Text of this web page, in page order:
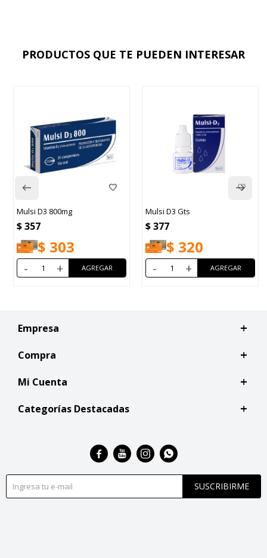
PRODUCTOS QUE TE PUEDEN INTERESAR
Mulsi D3 800mg
$357
$ 303
- +
Mulsi D3 Gts
$377
$ 320
- +
Empresa
Compra
Mi Cuenta
Categorías Destacadas
SUSCRIBIRME
   